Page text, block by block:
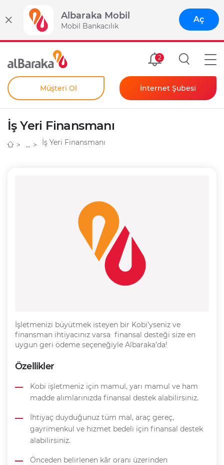
Albaraka Mobil
Mobil Bankacılık
Aç
Size Özel
2
Müşteri Ol
Kendim İçin
Şahıs Firmam İçin
İnternet Şubesi
Bireysel
İş Yeri Finansmanı
İş Yeri Finansmanı
İşletmenizi büyütmek isteyen bir Kobi’yseniz ve
finansman ihtiyacınız varsa finansal desteği size en
uygun geri ödeme seçeneğiyle Albaraka’da!
Özellikler
Kobi işletmeniz için mamul, yarı mamul ve ham
madde alımlarınızda finansal destek alabilirsiniz.
İhtiyaç duyduğunuz tüm mal, araç gereç,
gayrimenkul ve hizmet bedeli için finansal destek
alabilirsiniz.
Önceden belirlenen kâr oranı üzerinden